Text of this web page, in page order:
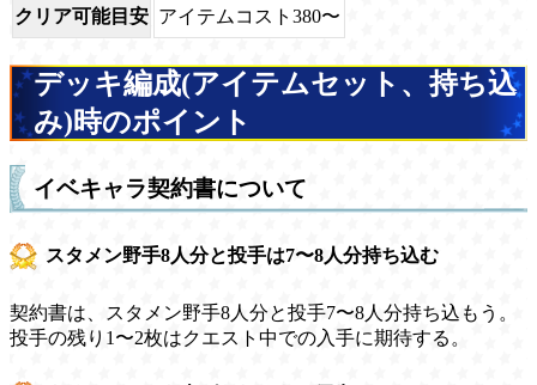
クリア可能目安 アイテムコスト380〜
デッキ編成(アイテムセット、持ち込
み)時のポイント
イベキャラ契約書について
スタメン野手8人分と投手は7〜8人分持ち込む
契約書は、スタメン野手8人分と投手7〜8人分持ち込もう。
投手の残り1〜2枚はクエスト中での入手に期待する。